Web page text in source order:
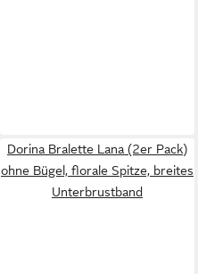
Dorina Bralette Lana (2er Pack)
ohne Bügel, florale Spitze, breites
Unterbrustband